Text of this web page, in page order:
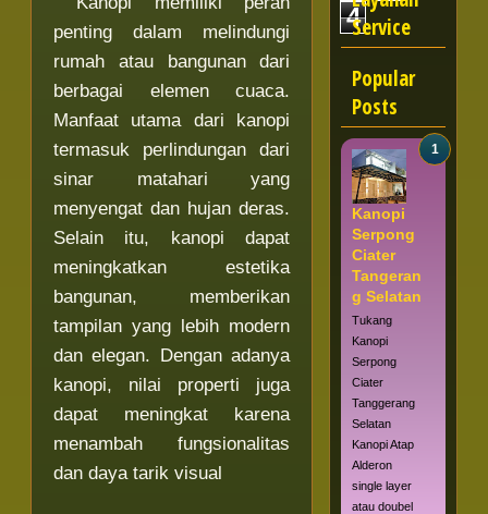
penting dalam melindungi
rumah atau bangunan dari
berbagai elemen cuaca.
Manfaat utama dari kanopi
termasuk perlindungan dari
sinar matahari yang
menyengat dan hujan deras.
Selain itu, kanopi dapat
meningkatkan estetika
bangunan, memberikan
tampilan yang lebih modern
dan elegan. Dengan adanya
kanopi, nilai properti juga
dapat meningkat karena
menambah fungsionalitas
dan daya tarik visual
4Service
Popular
Posts
Kanopi
Serpong
Ciater
Tangeran
g Selatan
Tukang
Kanopi
Serpong
Ciater
Tanggerang
Selatan
Kanopi Atap
Alderon
single layer
atau doubel